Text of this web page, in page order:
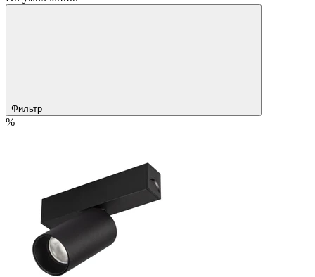
Фильтр
%